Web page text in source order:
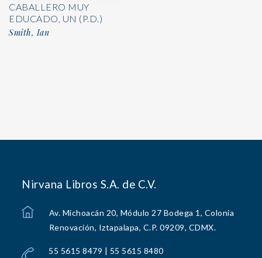
CABALLERO MUY
EDUCADO, UN (P.D.)
Smith, Ian
Nirvana Libros S.A. de C.V.
Av. Michoacán 20, Módulo 27 Bodega 1, Colonia
Renovación, Iztapalapa, C.P. 09209, CDMX.
55 5615 8479 | 55 5615 8480